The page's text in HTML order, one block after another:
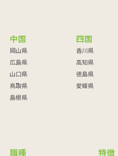
中国
岡山県
広島県
山口県
鳥取県
島根県
四国
香川県
高知県
徳島県
愛媛県
職種 特徴